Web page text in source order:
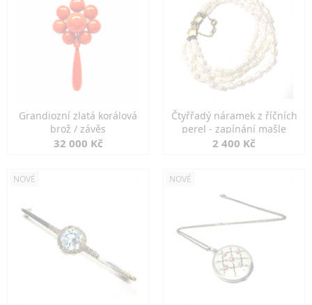
Grandiozní zlatá korálová
brož / závěs
32 000 Kč
Čtyřřadý náramek z říčních
perel - zapínání mašle
2 400 Kč
NOVÉ NOVÉ